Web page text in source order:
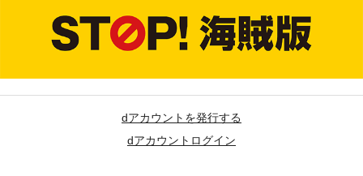
dアカウントを発行する
dアカウントログイン